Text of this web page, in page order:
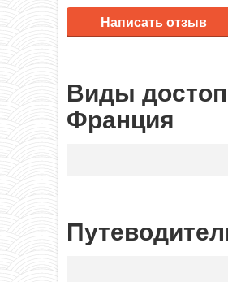
Написать отзыв
Виды
Франция